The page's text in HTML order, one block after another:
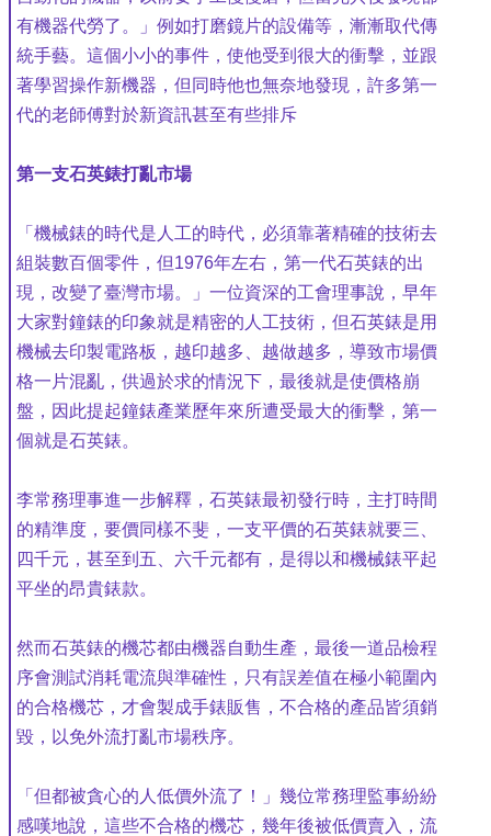
有機器代勞了。」例如打磨鏡片的設備等，漸漸取代傳
統手藝。這個小小的事件，使他受到很大的衝擊，並跟
著學習操作新機器，但同時他也無奈地發現，許多第一
代的老師傅對於新資訊甚至有些排斥
第一支石英錶打亂市場
「機械錶的時代是人工的時代，必須靠著精確的技術去
組裝數百個零件，但1976年左右，第一代石英錶的出
現，改變了臺灣市場。」一位資深的工會理事說，早年
大家對鐘錶的印象就是精密的人工技術，但石英錶是用
機械去印製電路板，越印越多、越做越多，導致市場價
格一片混亂，供過於求的情況下，最後就是使價格崩
盤，因此提起鐘錶產業歷年來所遭受最大的衝擊，第一
個就是石英錶。
李常務理事進一步解釋，石英錶最初發行時，主打時間
的精準度，要價同樣不斐，一支平價的石英錶就要三、
四千元，甚至到五、六千元都有，是得以和機械錶平起
平坐的昂貴錶款。
然而石英錶的機芯都由機器自動生產，最後一道品檢程
序會測試消耗電流與準確性，只有誤差值在極小範圍內
的合格機芯，才會製成手錶販售，不合格的產品皆須銷
毀，以免外流打亂市場秩序。
「但都被貪心的人低價外流了！」幾位常務理監事紛紛
感嘆地說，這些不合格的機芯，幾年後被低價賣入，流